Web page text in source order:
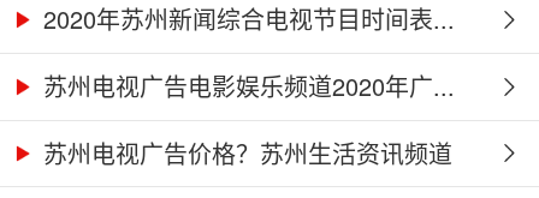
2020年苏州新闻综合电视节目时间表...
苏州电视广告电影娱乐频道2020年广...
苏州电视广告价格？苏州生活资讯频道